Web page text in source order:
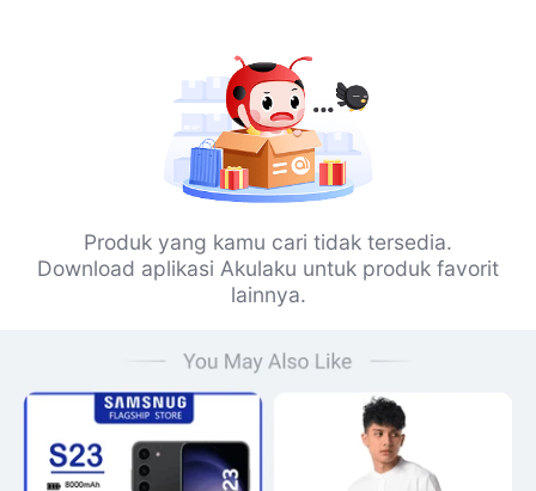
Produk yang kamu cari tidak tersedia.
Download aplikasi Akulaku untuk produk favorit
lainnya.